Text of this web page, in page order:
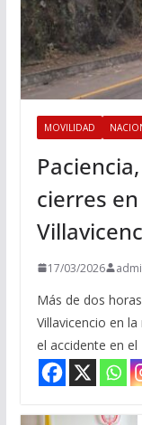
MOVILIDAD
cierres
17/03/2026
Más de dos
Villavicencio en
el accidente en el